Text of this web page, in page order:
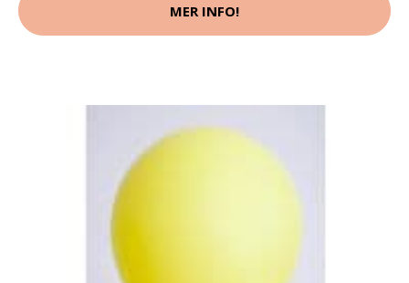
MER INFO!